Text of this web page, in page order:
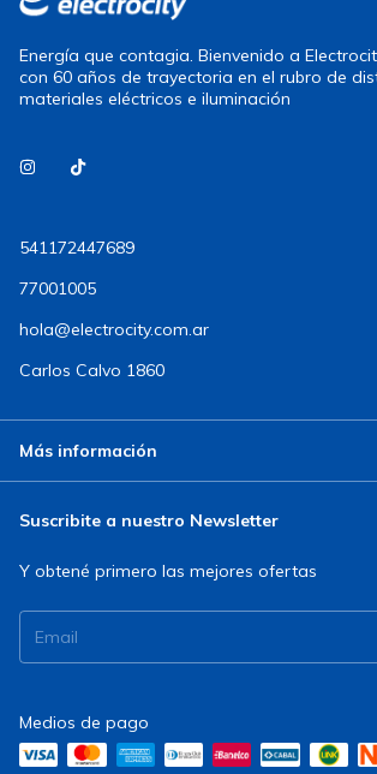
Energía que contagia. Bienvenido a
con 60 años de trayectoria en el rubro de
materiales eléctricos e iluminación
541172447689
77001005
hola@electrocity.com.ar
Carlos Calvo 1860
Más información
Suscribite a nuestro Newsletter
Y obtené primero las mejores ofertas
Medios de pago